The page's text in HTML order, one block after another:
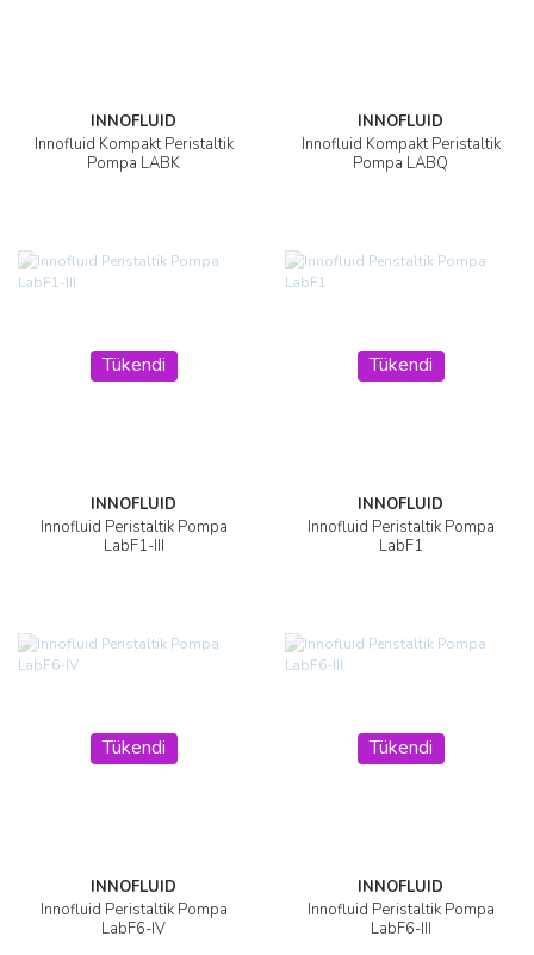
INNOFLUID
Innofluid Kompakt Peristaltik
Pompa LABK
INNOFLUID
Innofluid Kompakt Peristaltik
Pompa LABQ
Tükendi
INNOFLUID
Innofluid Peristaltik Pompa
LabF1-III
Tükendi
INNOFLUID
Innofluid Peristaltik Pompa
LabF1
Tükendi
INNOFLUID
Innofluid Peristaltik Pompa
LabF6-IV
Tükendi
INNOFLUID
Innofluid Peristaltik Pompa
LabF6-III